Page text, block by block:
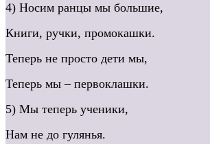
4) Носим ранцы мы большие,
Книги, ручки, промокашки.
Теперь не просто дети мы,
Теперь мы – первоклашки.
5) Мы теперь ученики,
Нам не до гулянья.